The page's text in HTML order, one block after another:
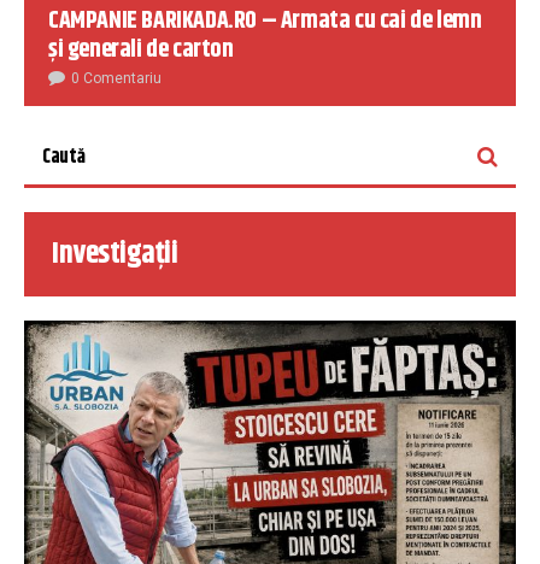
CAMPANIE BARIKADA.RO – Armata cu cai de lemn
și generali de carton
0 Comentariu
Investigații